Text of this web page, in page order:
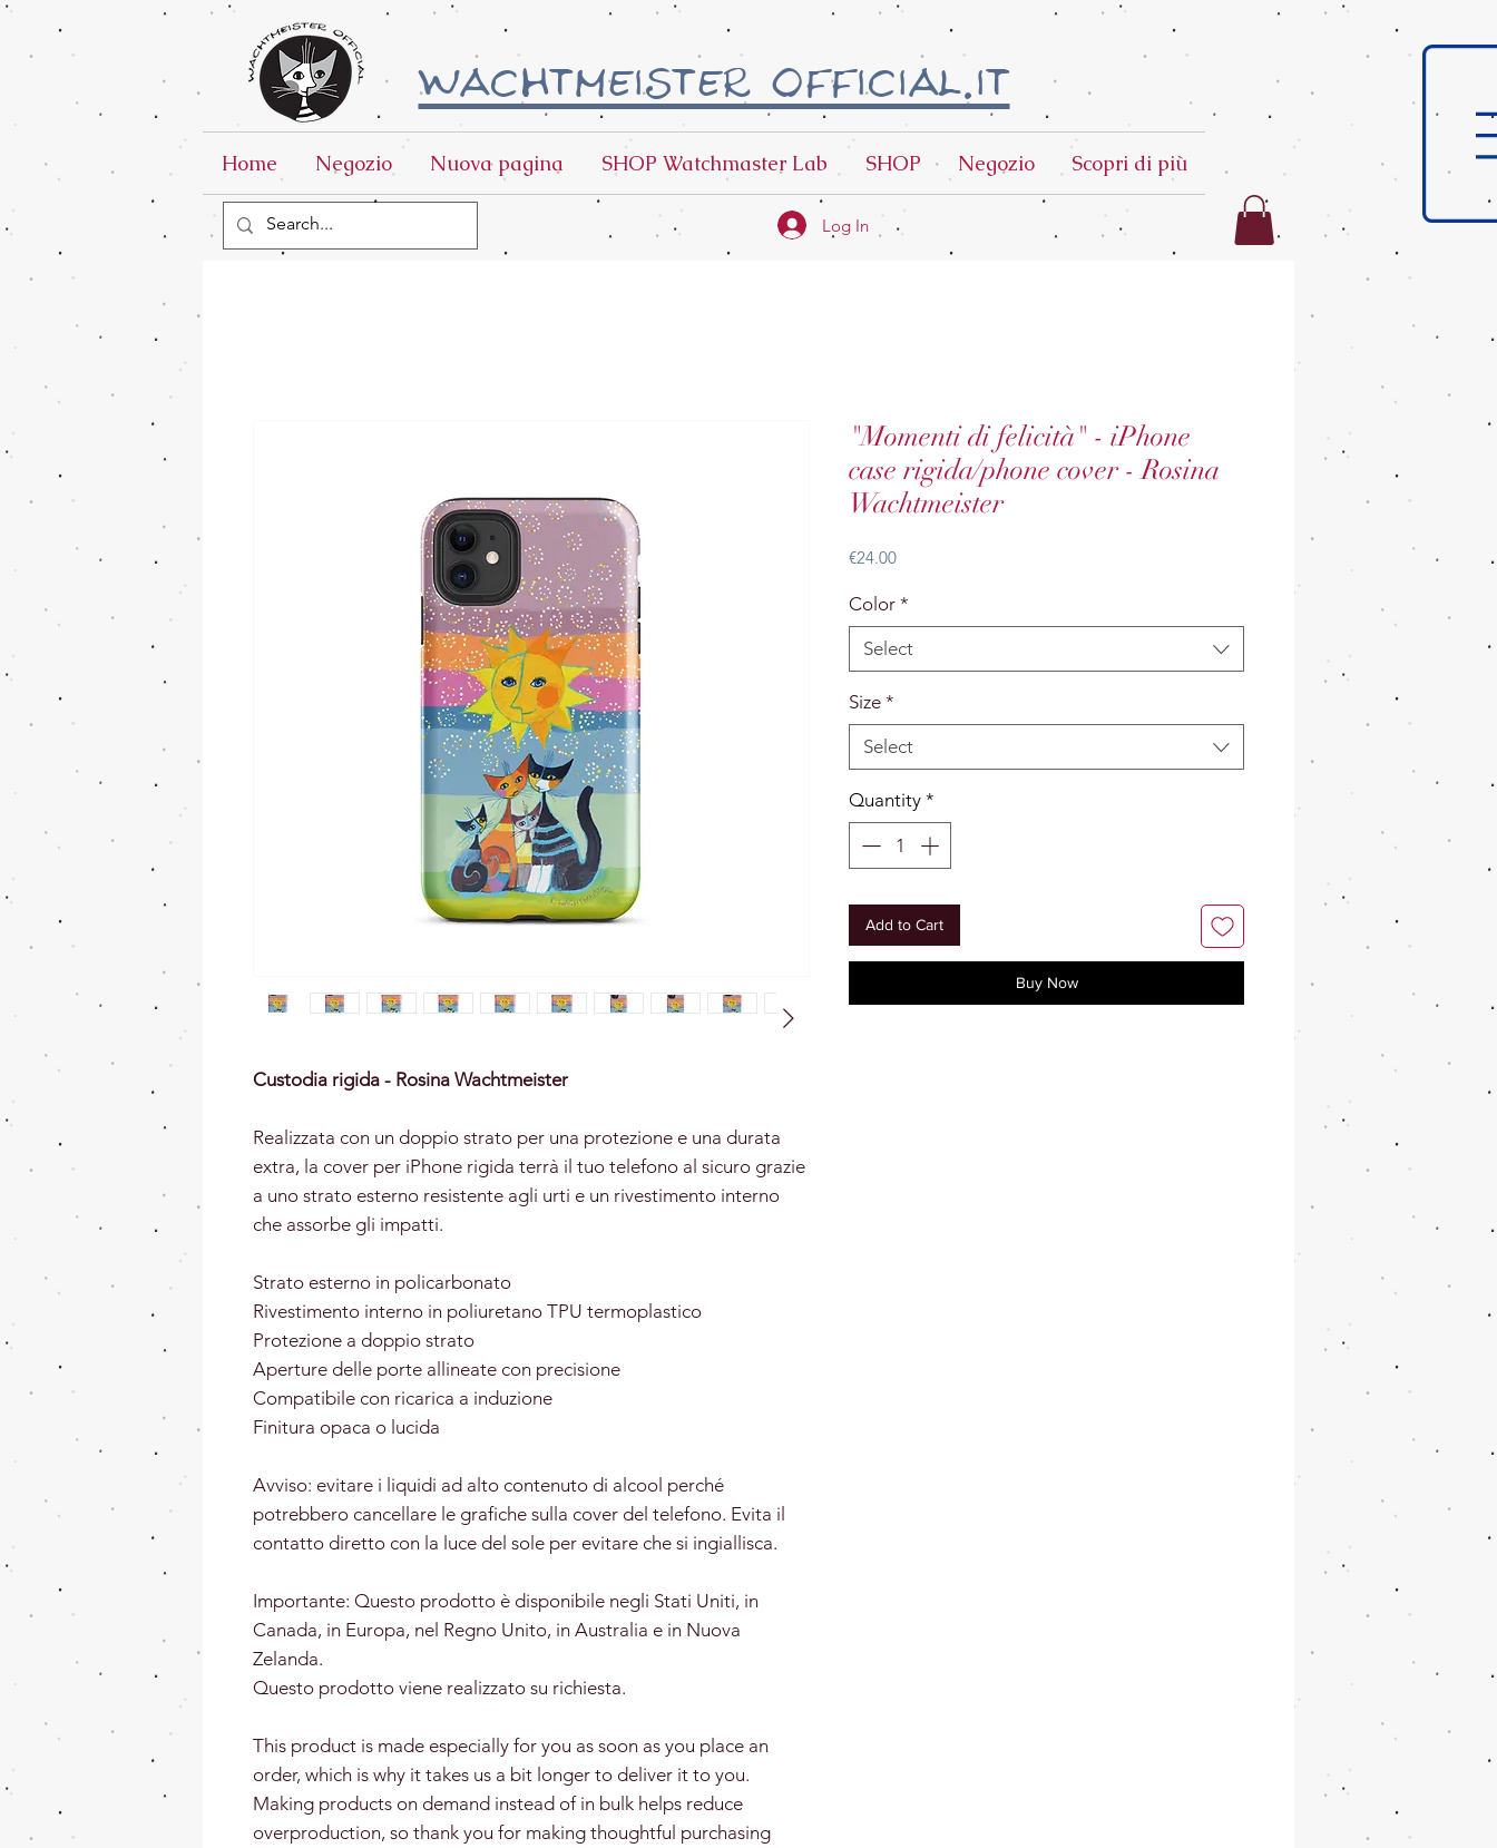
wachtmeister official.it
Home Negozio Nuova pagina SHOP Watchmaster Lab SHOP Negozio Scopri di più
Log In
​Custodia rigida - Rosina Wachtmeister
Realizzata con un doppio strato per una protezione e una durata
extra, la cover per iPhone rigida terrà il tuo telefono al sicuro grazie
a uno strato esterno resistente agli urti e un rivestimento interno
che assorbe gli impatti.
Strato esterno in policarbonato
Rivestimento interno in poliuretano TPU termoplastico
Protezione a doppio strato
Aperture delle porte allineate con precisione
Compatibile con ricarica a induzione​
Finitura opaca o lucida
Avviso: evitare i liquidi ad alto contenuto di alcool perché
potrebbero cancellare le grafiche sulla cover del telefono. Evita il
contatto diretto con la luce del sole per evitare che si ingiallisca.
Importante: Questo prodotto è disponibile negli Stati Uniti, in
Canada, in Europa, nel Regno Unito, in Australia e in Nuova
Zelanda.
Questo prodotto viene realizzato su richiesta.
This product is made especially for you as soon as you place an
order, which is why it takes us a bit longer to deliver it to you.
Making products on demand instead of in bulk helps reduce
overproduction, so thank you for making thoughtful purchasing
"Momenti di felicità" - iPhone
case rigida/phone cover - Rosina
Wachtmeister
€24.00Price
Color *
Select
Size *
Select
Quantity *
Add to Cart
Buy Now